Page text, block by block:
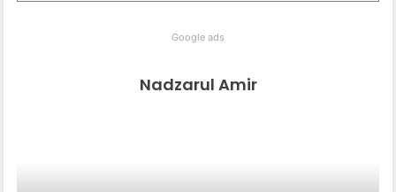
Google ads
Nadzarul Amir